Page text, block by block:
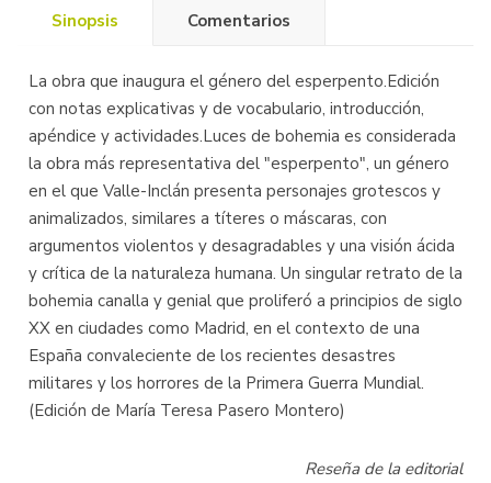
Sinopsis Comentarios
La obra que inaugura el género del esperpento.Edición
con notas explicativas y de vocabulario, introducción,
apéndice y actividades.Luces de bohemia es considerada
la obra más representativa del "esperpento", un género
en el que Valle-Inclán presenta personajes grotescos y
animalizados, similares a títeres o máscaras, con
argumentos violentos y desagradables y una visión ácida
y crítica de la naturaleza humana. Un singular retrato de la
bohemia canalla y genial que proliferó a principios de siglo
XX en ciudades como Madrid, en el contexto de una
España convaleciente de los recientes desastres
militares y los horrores de la Primera Guerra Mundial.
(Edición de María Teresa Pasero Montero)
Reseña de la editorial